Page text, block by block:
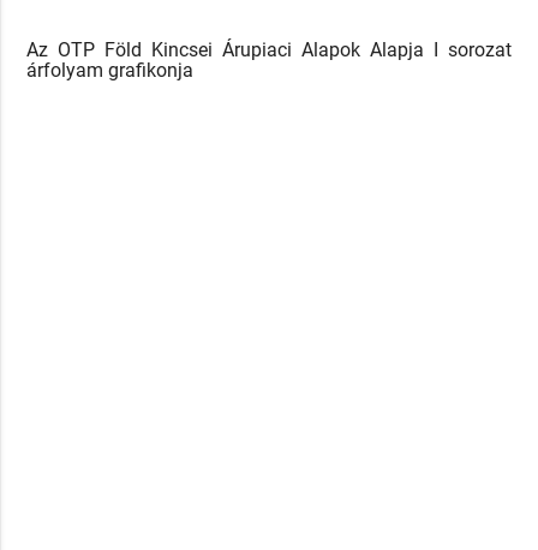
Az OTP Föld Kincsei Árupiaci Alapok Alapja I sorozat
árfolyam grafikonja